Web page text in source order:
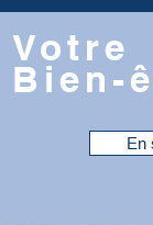
Votre
Bien-
En